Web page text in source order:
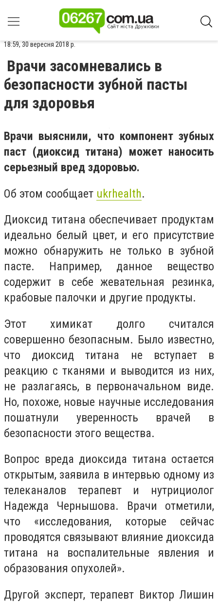
18:59, 30 вересня 2018 р.
Врачи засомневались в
безопасности зубной пасты
для здоровья
Врачи выяснили, что компонент зубных
паст (диоксид титана) может наносить
серьезный вред здоровью.
Об этом сообщает ukrhealth.
Диоксид титана обеспечивает продуктам
идеально белый цвет, и его присутствие
можно обнаружить не только в зубной
пасте. Например, данное вещество
содержит в себе жевательная резинка,
крабовые палочки и другие продукты.
Этот химикат долго считался
совершенно безопасным. Было известно,
что диоксид титана не вступает в
реакцию с тканями и выводится из них,
не разлагаясь, в первоначальном виде.
Но, похоже, новые научные исследования
пошатнули уверенность врачей в
безопасности этого вещества.
Вопрос вреда диоксида титана остается
открытым, заявила в интервью одному из
телеканалов терапевт и нутрициолог
Надежда Чернышова. Врачи отметили,
что «исследования, которые сейчас
проводятся связывают влияние диоксида
титана на воспалительные явления и
образования опухолей».
Другой эксперт, терапевт Виктор Лишин